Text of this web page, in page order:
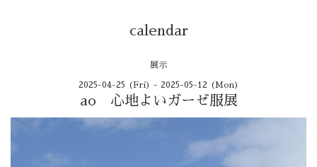
calendar
展示
2025-04-25 (Fri) - 2025-05-12 (Mon)
ao 心地よいガーゼ服展